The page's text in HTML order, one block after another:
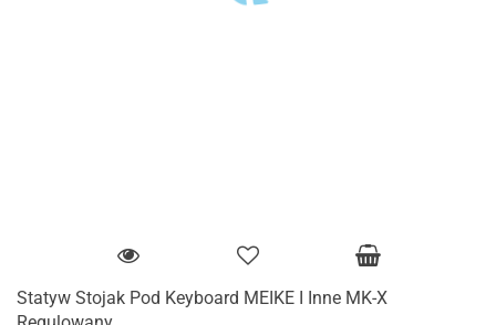
Statyw Stojak Pod Keyboard MEIKE I Inne MK-X